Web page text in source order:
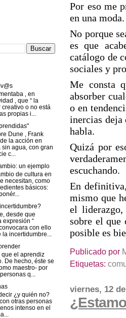
Por eso me
en una moda.
No porque
es que
catálogo de
sociales y
Me consta
absorber
o en
inercias deja
habla.
Quizá por
escuchando.
En
mismo que
el
sobre el que
posible es
Publicado por
Etiquetas:
viernes, 12
, en
, que “ la
o no está
propias i...
Dune , Frank
la acción en
agua, con gran
c...
un ejemplo
de cultura en
necesitan, como
básicos:
desde que
expresión “
con ello
incertidumbre...
que el aprendiz
De hecho, éste se
maestro- por
q...
¿y quién no?
otras personas
intenso en el